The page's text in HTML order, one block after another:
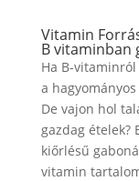
Vitamin
B vitaminban
Ha B-
a
De vajon hol
gazdag ételek?
kiőrlésű
vitamin